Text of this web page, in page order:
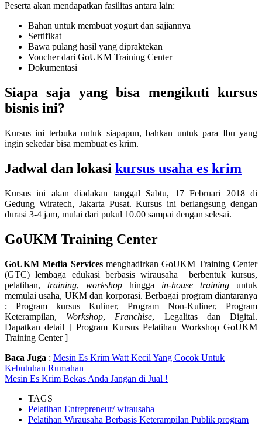
Peserta akan mendapatkan fasilitas antara lain:
Bahan untuk membuat yogurt dan sajiannya
Sertifikat
Bawa pulang hasil yang dipraktekan
Voucher dari GoUKM Training Center
Dokumentasi
Siapa saja yang bisa mengikuti kursus
bisnis ini?
Kursus ini terbuka untuk siapapun, bahkan untuk para Ibu yang
ingin sekedar bisa membuat es krim.
Jadwal dan lokasi kursus usaha es krim
Kursus ini akan diadakan tanggal Sabtu, 17 Februari 2018 di
Gedung Wiratech, Jakarta Pusat. Kursus ini berlangsung dengan
durasi 3-4 jam, mulai dari pukul 10.00 sampai dengan selesai.
GoUKM Training Center
GoUKM Media Servicesmenghadirkan GoUKM Training Center
(GTC) lembaga edukasi berbasis wirausaha berbentuk kursus,
pelatihan, training, workshop hingga in-house training untuk
memulai usaha, UKM dan korporasi. Berbagai program diantaranya
; Program kursus Kuliner, Program Non-Kuliner, Program
Keterampilan, Workshop, Franchise, Legalitas dan Digital.
Dapatkan detail [ Program Kursus Pelatihan Workshop GoUKM
Training Center ]
Baca Juga : Mesin Es Krim Watt Kecil Yang Cocok Untuk
Kebutuhan Rumahan
Mesin Es Krim Bekas Anda Jangan di Jual !
TAGS
Pelatihan Entrepreneur/ wirausaha
Pelatihan Wirausaha Berbasis Keterampilan Publik program